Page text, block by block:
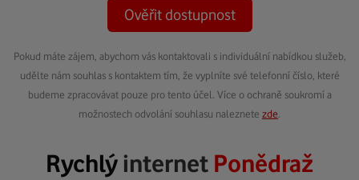
Ověřit dostupnost
Pokud máte zájem, abychom vás kontaktovali s individuální nabídkou služeb,
udělte nám souhlas s kontaktem tím, že vyplníte své telefonní číslo, které
budeme zpracovávat pouze pro tento účel. Více o ochraně soukromí a
možnostech odvolání souhlasu naleznete zde
Rychlýinternet Ponědraž